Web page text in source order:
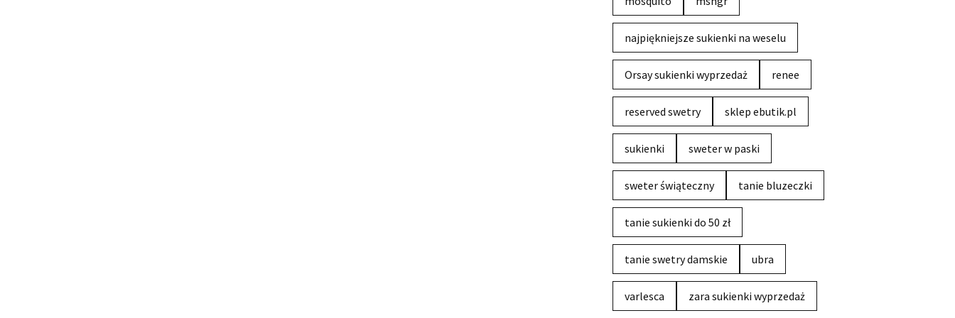
najpiękniejsze sukienki na weselu
Orsay sukienki wyprzedaż renee
reserved swetry sklep ebutik.pl
sukienki sweter w paski
sweter świąteczny tanie bluzeczki
tanie sukienki do 50 zł
tanie swetry damskie ubra
varlesca zara sukienki wyprzedaż